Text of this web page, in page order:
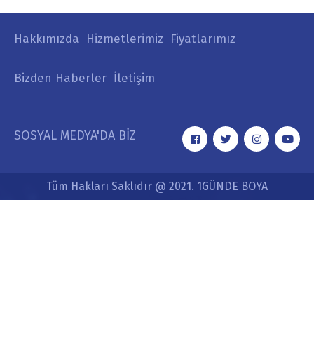
Hakkımızda Hizmetlerimiz Fiyatlarımız
Bizden Haberler İletişim
SOSYAL MEDYA'DA BİZ
Tüm Hakları Saklıdır @ 2021. 1GÜNDE BOYA